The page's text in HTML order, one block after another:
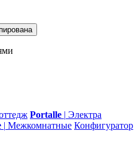
Portalle | Электра
| Межкомнатные Конфигуратор